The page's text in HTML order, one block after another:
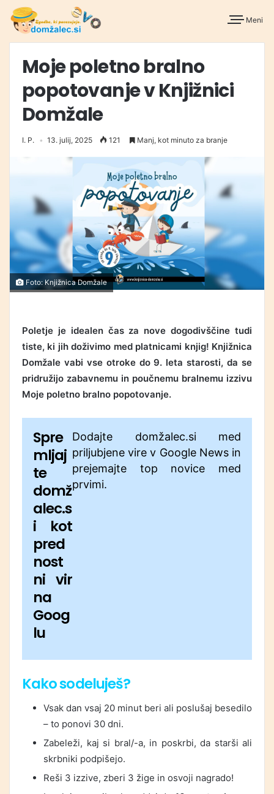
Meni
Moje poletno bralno
popotovanje v Knjižnici
Domžale
I. P. 13. julij, 2025 121 Manj, kot minuto za branje
Foto: Knjižnica Domžale
Poletje je idealen čas za nove dogodivščine tudi
tiste, ki jih doživimo med platnicami knjig! Knjižnica
Domžale vabi vse otroke do 9. leta starosti, da se
pridružijo zabavnemu in poučnemu bralnemu izzivu
Moje poletno bralno popotovanje.
Spre
mljaj
te
domž
alec.s
i kot
pred
nost
ni vir
na
Goog
lu
Dodajte domžalec.si med
priljubjene vire v Google News in
prejemajte top novice med
prvimi.
Kako sodeluješ?
Vsak dan vsaj 20 minut beri ali poslušaj besedilo
– to ponovi 30 dni.
Zabeleži, kaj si bral/-a, in poskrbi, da starši ali
skrbniki podpišejo.
Reši 3 izzive, zberi 3 žige in osvoji nagrado!